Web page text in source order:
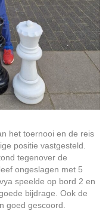
het toernooi en de reis
positie vastgesteld.
tegenover de
ongeslagen met 5
speelde op bord 2 en
bijdrage. Ook de
goed gescoord.